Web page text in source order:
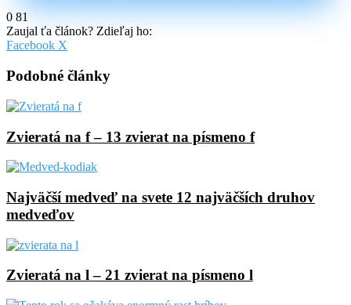
0 81
Zaujal ťa článok? Zdieľaj ho:
Facebook X
Email
Podobné články
Zvieratá na f – 13 zvierat na písmeno f
Najväčší medveď na svete 12 najväčších druhov
medveďov
Zvieratá na l – 21 zvierat na písmeno l